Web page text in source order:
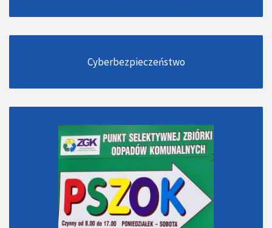
Cyberbezpieczeństwo